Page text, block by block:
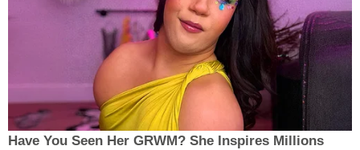
Have You Seen Her GRWM? She Inspires Millions